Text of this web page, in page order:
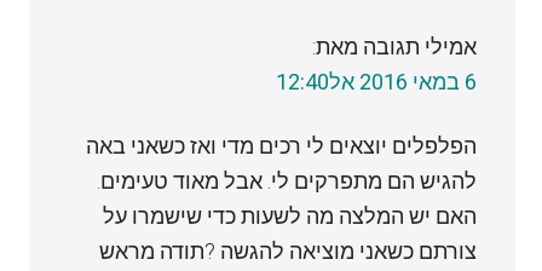
אמילי תגובה מאת:
6 במאי 2016 אל12:40
הפלפלים יוצאים לי רכים מדי ואז כשאני באה
להגיש הם מתפרקים לי. אבל מאוד טעימים.
האם יש המלצה מה לשעות כדי שישמרו על
צורתם כשאני מוציאה להגשה ?תודה מראש